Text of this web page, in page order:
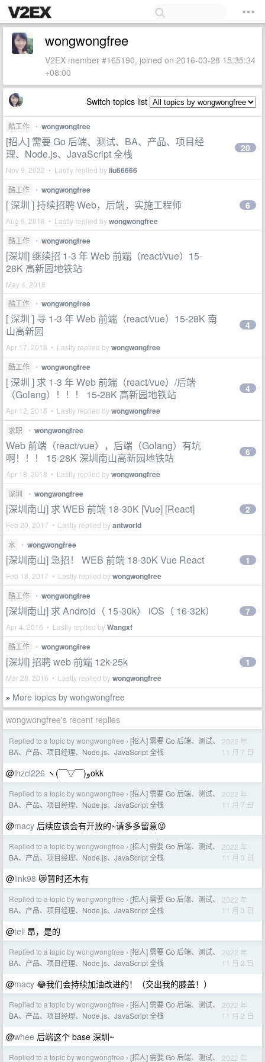
wongwongfree
V2EX member #165190, joined on 2016-03-28 15:35:34
+08:00
Switch topics list
酷工作 • wongwongfree
[招人] 需要 Go 后端、测试、BA、产品、项目经
理、Node.js、JavaScript 全栈
Nov 9, 2022 • Lastly replied byliu66666
20
酷工作 • wongwongfree
[ 深圳 ] 持续招聘 Web，后端，实施工程师
Aug 6, 2018 • Lastly replied bywongwongfree
6
酷工作 • wongwongfree
[深圳] 继续招 1-3 年 Web 前端（react/vue）15-
28K 高新园地铁站
May 4, 2018
酷工作
• wongwongfree
[ 深圳 ] 寻 1-3 年 Web 前端（react/vue）15-28K 南
山高新园
Apr 17, 2018 • Lastly replied bywongwongfree
4
酷工作 • wongwongfree
[ 深圳 ] 求 1-3 年 Web 前端（react/vue）/后端
（Golang）！！！ 15-28K 高新园地铁站
Apr 12, 2018 • Lastly replied bywongwongfree
4
求职 • wongwongfree
Web 前端（react/vue），后端（Golang）有坑
啊！！！ 15-28K 深圳南山高新园地铁站
Apr 18, 2018 • Lastly replied bywongwongfree
6
深圳 • wongwongfree
[深圳南山] 求 WEB 前端 18-30K [Vue] [React]
Feb 20, 2017 • Lastly replied byantworld
2
水 • wongwongfree
[深圳南山] 急招！ WEB 前端 18-30K Vue React
Feb 18, 2017 • Lastly replied bywongwongfree
1
酷工作 • wongwongfree
[深圳南山] 求 Android（ 15-30k） iOS（ 16-32k）
Apr 4, 2016 • Lastly replied byWangxf
7
酷工作 • wongwongfree
[深圳] 招聘 web 前端 12k-25k
Mar 28, 2016 • Lastly replied bywongwongfree
1
» More topics by wongwongfree
wongwongfree's recent replies
Replied to a topic by wongwongfree › [招人] 需要 Go 后端、测试、
BA、产品、项目经理、Node.js、JavaScript 全栈
2022 年
11 月 7 日
@lhzcl226 ヽ(￣▽￣)وokk
Replied to a topic by wongwongfree › [招人] 需要 Go 后端、测试、
BA、产品、项目经理、Node.js、JavaScript 全栈
2022 年
11 月 7 日
@macy 后续应该会有开放的~请多多留意😜
Replied to a topic by wongwongfree › [招人] 需要 Go 后端、测试、
BA、产品、项目经理、Node.js、JavaScript 全栈
2022 年
11 月 3 日
@link98 😿暂时还木有
Replied to a topic by wongwongfree › [招人] 需要 Go 后端、测试、
BA、产品、项目经理、Node.js、JavaScript 全栈
2022 年
11 月 3 日
@teli 昂，是的
Replied to a topic by wongwongfree › [招人] 需要 Go 后端、测试、
BA、产品、项目经理、Node.js、JavaScript 全栈
2022 年
11 月 2 日
@macy 😂我们会持续加油改进的！（交出我的膝盖！）
Replied to a topic by wongwongfree › [招人] 需要 Go 后端、测试、
BA、产品、项目经理、Node.js、JavaScript 全栈
2022 年
11 月 2 日
@whee 后端这个 base 深圳~
Replied to a topic by wongwongfree › [招人] 需要 Go 后端、测试、 2022 年